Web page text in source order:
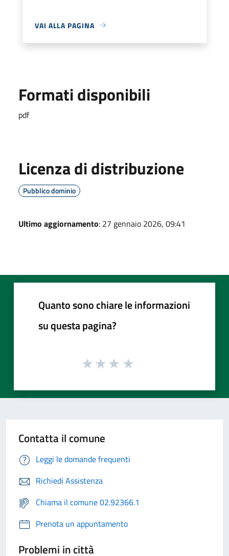
VAI ALLA PAGINA
Formati disponibili
pdf
Licenza di distribuzione
Pubblico dominio
Ultimo aggiornamento: 27 gennaio 2026, 09:41
Quanto sono chiare le informazioni
su questa pagina?
Contatta il comune
Leggi le domande frequenti
Richiedi Assistenza
Chiama il comune 02.92366.1
Prenota un appuntamento
Problemi in città